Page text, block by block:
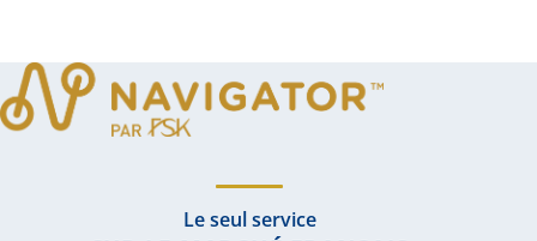
Le seul service